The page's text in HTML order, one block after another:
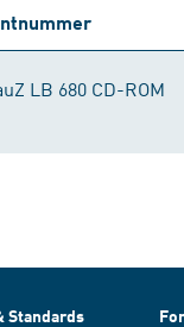
LB 680 CD-ROM
Standards